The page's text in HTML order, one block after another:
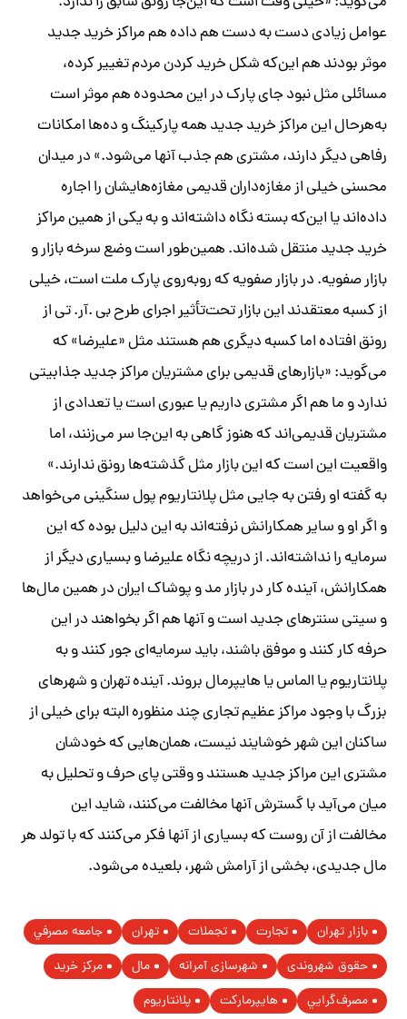
عوامل زیادی دست به دست هم داده هم مراکز خرید جدید
موثر بودند هم این‌که شکل خرید کردن مردم تغییر کرده،
مسائلی مثل نبود جای پارک در این محدوده هم موثر است
به‌هرحال این مراکز خرید جدید همه پارکینگ و ده‌ها امکانات
رفاهی دیگر دارند، مشتری هم جذب آنها می‌شود.» در میدان
محسنی خیلی از مغازه‌داران قدیمی مغازه‌هایشان را اجاره
داده‌اند یا این‌که بسته نگاه داشته‌اند و به یکی از همین مراکز
خرید جدید منتقل شده‌اند. همین‌طور است وضع سرخه بازار و
بازار صفویه. در بازار صفویه که روبه‌روی پارک ملت است، خیلی
از کسبه معتقدند این بازار تحت‌تأثیر اجرای طرح بی .آر. تی از
رونق افتاده اما کسبه دیگری هم هستند مثل «علیرضا» که
می‌گوید: «بازارهای قدیمی برای مشتریان مراکز جدید جذابیتی
ندارد و ما هم اگر مشتری داریم یا عبوری است یا تعدادی از
مشتریان قدیمی‌اند که هنوز گاهی به این‌جا سر می‌زنند، اما
واقعیت این است که این بازار مثل گذشته‌ها رونق ندارند.»
به گفته او رفتن به جایی مثل پلانتاریوم پول سنگینی می‌خواهد
و اگر او و سایر همکارانش نرفته‌اند به این دلیل بوده که این
سرمایه را نداشته‌اند. از دریچه نگاه علیرضا و بسیاری دیگر از
همکارانش، آینده کار در بازار مد و پوشاک ایران در همین مال‌ها
و سیتی ‌سنترهای جدید است و آنها هم اگر بخواهند در این
حرفه کار کنند و موفق باشند، باید سرمایه‌ای جور کنند و به
پلانتاریوم یا الماس یا ‌هایپرمال بروند. آینده تهران و شهرهای
بزرگ با وجود مراکز عظیم تجاری چند منظوره البته برای خیلی از
ساکنان این شهر خوشایند نیست، همان‌هایی که خودشان
مشتری این مراکز جدید هستند و وقتی پای حرف و تحلیل به
میان می‌آید با گسترش آنها مخالفت می‌کنند، شاید این
مخالفت از آن روست که بسیاری از آنها فکر می‌کنند که با تولد هر
مال جدیدی، بخشی از آرامش شهر، بلعیده می‌شود.
بازار تهران تجارت تجملات تهران
جامعه مصرفي
حقوق شهروندی
شهرسازی آمرانه مال
مركز خريد
مصرف‌گرايي
هايپرماركت پلانتاريوم